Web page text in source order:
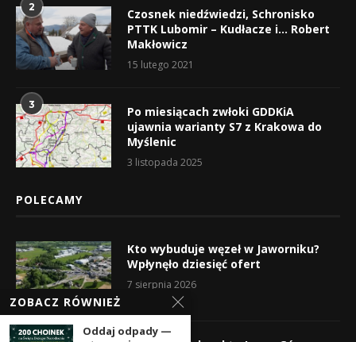
2
Czosnek niedźwiedzi, Schronisko
PTTK Lubomir – Kudłacze i… Robert
Makłowicz
15 lutego 2021
3
Po miesiącach zwłoki GDDKiA
ujawnia warianty S7 z Krakowa do
Myślenic
3 listopada 2025
POLECAMY
Kto wybuduje węzeł w Jaworniku?
Wpłynęło dziesięć ofert
7 sierpnia 2026
ZOBACZ RÓWNIEŻ
Oddaj odpady —